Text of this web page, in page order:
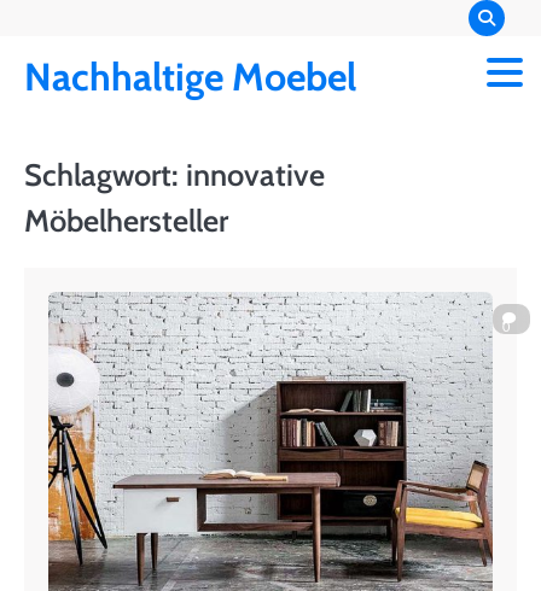
content
Nachhaltige Moebel
Schlagwort: innovative
Möbelhersteller
0